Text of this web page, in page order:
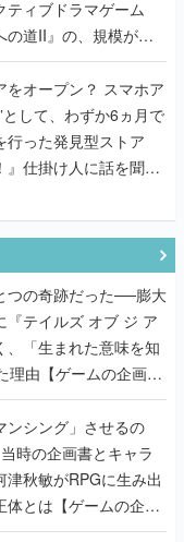
プン？ スマホア
して、わずか6ヵ月で
行った発見型ストア
』仕掛け人に話を聞い
の奇跡だった──膨大
『テイルズ オブ ジ ア
理由【ゲームの企画
ンシング」させるの
時の企画書とキャラ
津秋敏がRPGに生み出
とは【ゲームの企画
書、ついに公開━初代
は、なぜ生まれたの
』へ受け継がれたもの